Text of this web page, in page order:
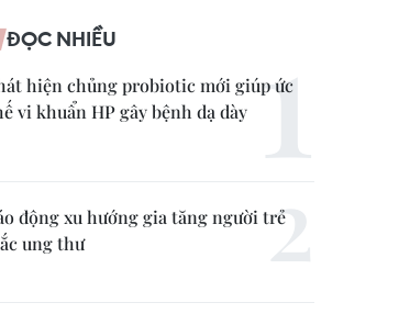
ĐỌC NHIỀU
hiện chủng probiotic mới giúp ức
vi khuẩn HP gây bệnh dạ dày
động xu hướng gia tăng người trẻ
ung thư